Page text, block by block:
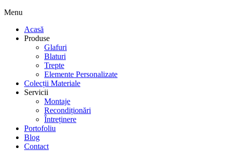
Menu
Acasă
Produse
Glafuri
Blaturi
Trepte
Elemente Personalizate
Colecții Materiale
Servicii
Montaje
Recondiționări
Întreținere
Portofoliu
Blog
Contact